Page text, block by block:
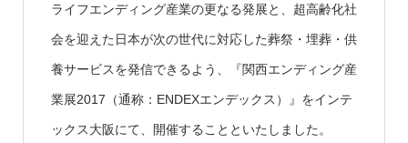
ライフエンディング産業の更なる発展と、超高齢化社
会を迎えた日本が次の世代に対応した葬祭・埋葬・供
養サービスを発信できるよう、『関西エンディング産
業展2017（通称：ENDEXエンデックス）』をインテ
ックス大阪にて、開催することといたしました。